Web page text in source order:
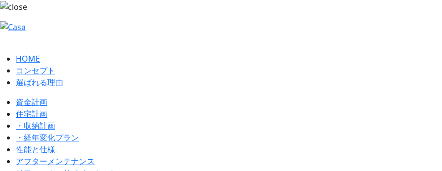
HOME
コンセプト
選ばれる理由
資金計画
住宅計画
・収納計画
・経年変化プラン
性能と仕様
アフターメンテナンス